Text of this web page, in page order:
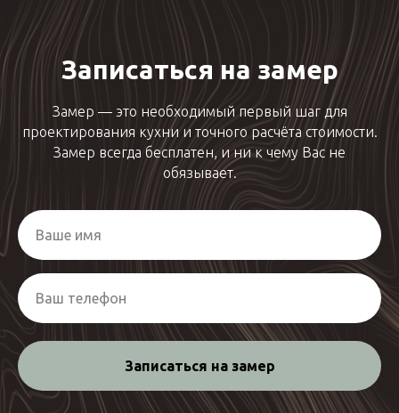
Записаться на замер
Замер — это необходимый первый шаг для
проектирования кухни и точного расчёта стоимости.
Замер всегда бесплатен, и ни к чему Вас не
обязывает.
Записаться на замер